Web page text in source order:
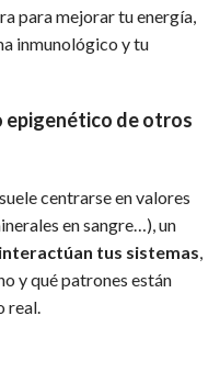
para mejorar tu energía,
inmunológico y tu
epigenético de otros
centrarse en valores
en sangre…), un
tus sistemas,
y qué patrones están
real.